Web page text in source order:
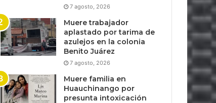
7 agosto, 2026
Muere trabajador
aplastado por tarima de
azulejos en la colonia
Benito Juárez
7 agosto, 2026
Muere familia en
Huauchinango por
presunta intoxicación